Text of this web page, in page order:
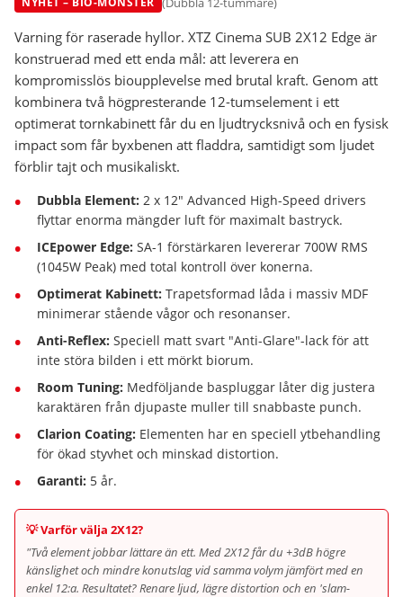
Varning för raserade hyllor. XTZ Cinema SUB 2X12 Edge är
konstruerad med ett enda mål: att leverera en
kompromisslös bioupplevelse med brutal kraft. Genom att
kombinera två högpresterande 12-tumselement i ett
optimerat tornkabinett får du en ljudtrycksnivå och en fysisk
impact som får byxbenen att fladdra, samtidigt som ljudet
förblir tajt och musikaliskt.
Dubbla Element: 2 x 12" Advanced High-Speed drivers
flyttar enorma mängder luft för maximalt bastryck.
ICEpower Edge: SA-1 förstärkaren levererar 700W RMS
(1045W Peak) med total kontroll över konerna.
Optimerat Kabinett: Trapetsformad låda i massiv MDF
minimerar stående vågor och resonanser.
Anti-Reflex: Speciell matt svart "Anti-Glare"-lack för att
inte störa bilden i ett mörkt biorum.
Room Tuning: Medföljande baspluggar låter dig justera
karaktären från djupaste muller till snabbaste punch.
Clarion Coating: Elementen har en speciell ytbehandling
för ökad styvhet och minskad distortion.
Garanti: 5 år.
💡 Varför välja 2X12?
"Två element jobbar lättare än ett. Med 2X12 får du +3dB högre
känslighet och mindre konutslag vid samma volym jämfört med en
enkel 12:a. Resultatet? Renare ljud, lägre distortion och en 'slam-